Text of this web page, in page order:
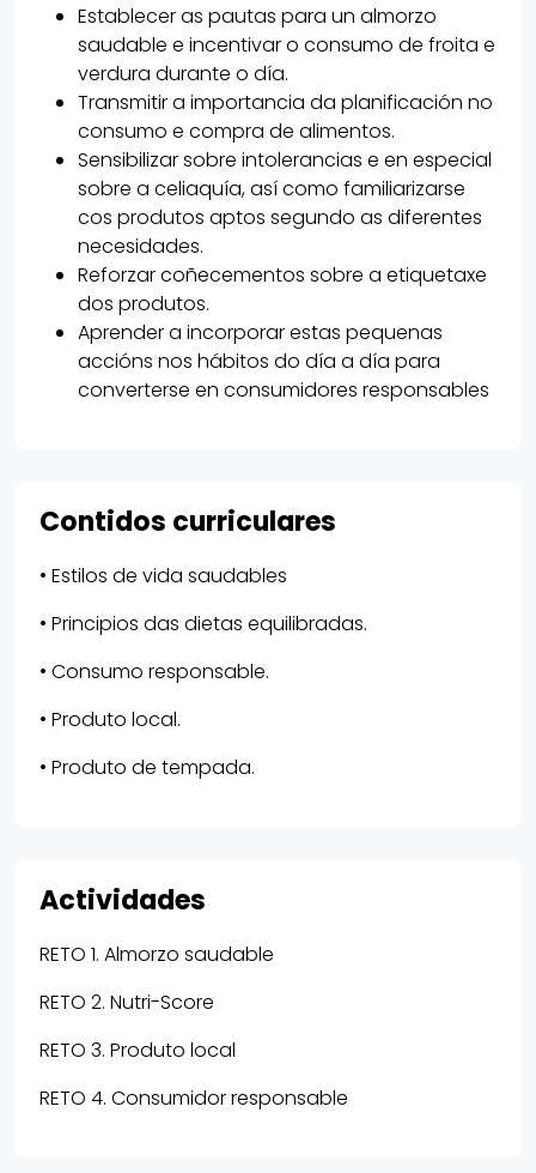
Establecer as pautas para un almorzo
saudable e incentivar o consumo de froita e
verdura durante o día.
Transmitir a importancia da planificación no
consumo e compra de alimentos.
Sensibilizar sobre intolerancias e en especial
sobre a celiaquía, así como familiarizarse
cos produtos aptos segundo as diferentes
necesidades.
Reforzar coñecementos sobre a etiquetaxe
dos produtos.
Aprender a incorporar estas pequenas
accións nos hábitos do día a día para
converterse en consumidores responsables
Contidos curriculares
• Estilos de vida saudables
• Principios das dietas equilibradas.
• Consumo responsable.
• Produto local.
• Produto de tempada.
Actividades
RETO 1. Almorzo saudable
RETO 2. Nutri-Score
RETO 3. Produto local
RETO 4. Consumidor responsable